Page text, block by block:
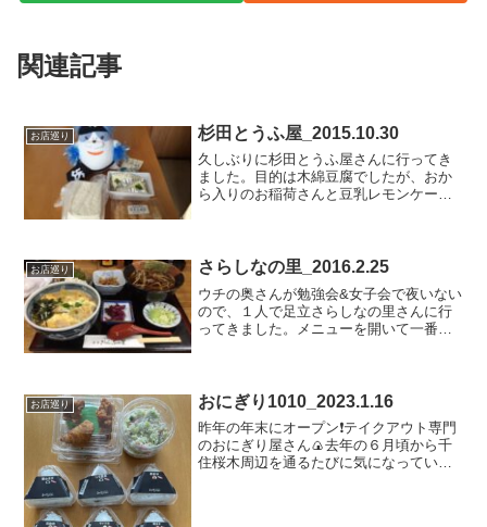
関連記事
お店巡り 杉田とうふ屋_2015.10.30
久しぶりに杉田とうふ屋さんに行ってき
ました。目的は木綿豆腐でしたが、おか
ら入りのお稲荷さんと豆乳レモンケーキ
／豆乳レモンケーキ...
お店巡り さらしなの里_2016.2.25
ウチの奥さんが勉強会&女子会で夜いない
ので、１人で足立さらしなの里さんに行
ってきました。メニューを開いて一番目
の桜アイスも頂きました...
お店巡り おにぎり1010_2023.1.16
昨年の年末にオープン❗️テイクアウト専門
のおにぎり屋さん🍙去年の６月頃から千
住桜木周辺を通るたびに気になっていた